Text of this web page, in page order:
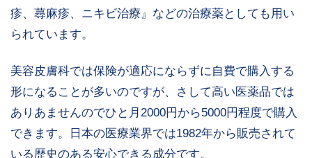
疹、蕁麻疹、ニキビ治療』などの治療薬としても用い
られています。
美容皮膚科では保険が適応にならずに自費で購入する
形になることが多いのですが、さして高い医薬品では
ありあませんのでひと月2000円から5000円程度で購入
できます。日本の医療業界では1982年から販売されて
いる歴史のある安心できる成分です。